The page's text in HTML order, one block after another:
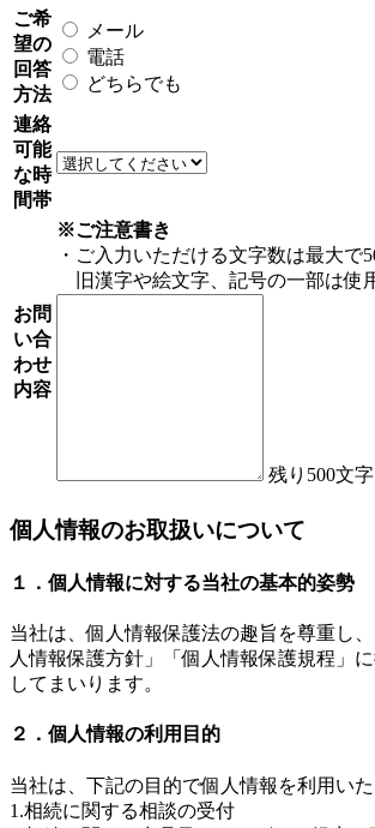
ご希
望の
回答
方法
メール
電話
どちらでも
連絡
可能
な時
間帯
お問
い合
わせ
内容
※ご注意書き
・ご入力いただける文字数は最大で
旧漢字や絵文字、記号の一部は使
残り 500文字
個人情報のお取扱いについて
１．個人情報に対する当社の基本的姿勢
当社は、個人情報保護法の趣旨を尊重し
人情報保護方針」「個人情報保護規程」
してまいります。
２．個人情報の利用目的
当社は、下記の目的で個人情報を利用いた
1.相続に関する相談の受付